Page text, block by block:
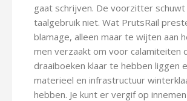
gaat schrijven. De voorzitter
taalgebruik niet. Wat PrutsRail
blamage, alleen maar te wijten aan
men verzaakt om voor calamiteiten
draaiboeken klaar te hebben liggen
materieel en infrastructuur
hebben. Je kunt er vergif op